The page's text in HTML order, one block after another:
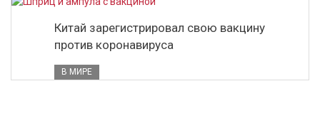
Китай зарегистрировал свою вакцину
против коронавируса
В МИРЕ